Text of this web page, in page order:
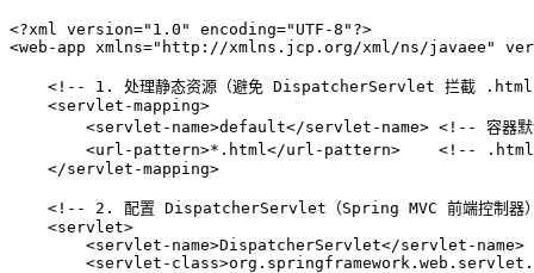
<?xml version="1.0" encoding="UTF-8" ?>
<web-app xmlns="http://xmlns.jcp.org/xml/ns/javaee"
<!-- 1. 处理静态资源（避免 DispatcherServlet 拦截
<servlet-mapping>
<servlet-name>default</servlet-name> <!-- 容器默
<url-pattern>*.html </url-pattern>
<!-- .html
</servlet-mapping>
<!-- 2. 配置 DispatcherServlet（Spring MVC 前端控制器
<servlet>
<servlet-name>DispatcherServlet</servlet-name>
<servlet-class>